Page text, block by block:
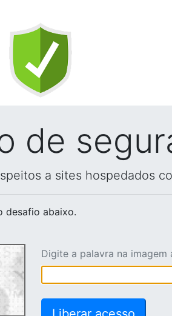
de
a sites hospedados
desafio abaixo.
Digite a palavra na